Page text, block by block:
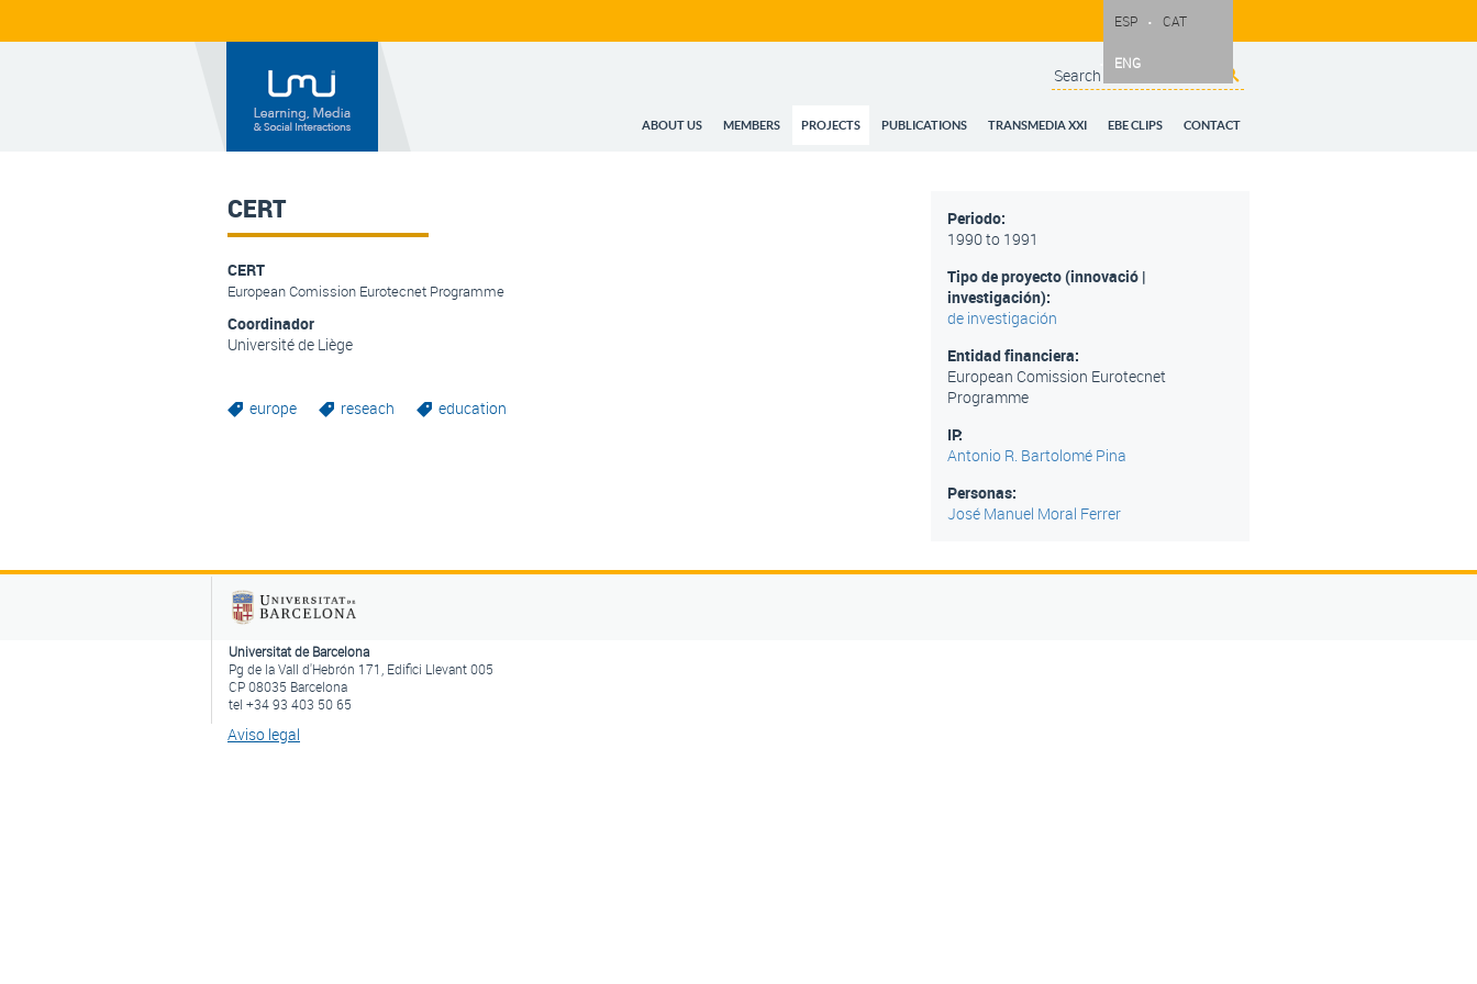
Search form
Search
ABOUT US MEMBERS PROJECTS PUBLICATIONS TRANSMEDIA XXI EBE CLIPS CONTACT
ESP CAT
ENG
CERT
CERT
European Comission Eurotecnet Programme
Coordinador
Université de Liège
europe reseach education
Periodo:
1990to 1991
Tipo de proyecto (innovació |
investigación):
de investigación
Entidad financiera:
European Comission Eurotecnet
Programme
IP:
Antonio R. Bartolomé Pina
Personas:
José Manuel Moral Ferrer
Universitat de Barcelona
Pg de la Vall d'Hebrón 171, Edifici Llevant 005
CP 08035 Barcelona
tel +34 93 403 50 65
Aviso legal